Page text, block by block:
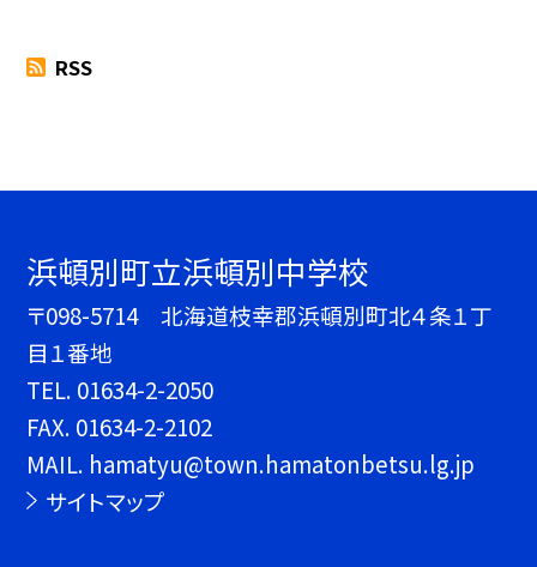
RSS
浜頓別町立浜頓別中学校
〒098-5714 北海道枝幸郡浜頓別町北４条１丁
目１番地
TEL. 01634-2-2050
FAX. 01634-2-2102
MAIL. hamatyu@town.hamatonbetsu.lg.jp
サイトマップ